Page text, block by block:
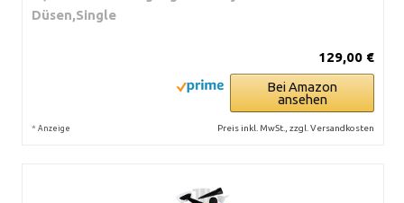
Düsen,Single
129,00 €
Bei Amazon
ansehen
* Anzeige Preis inkl. MwSt., zzgl. Versandkosten